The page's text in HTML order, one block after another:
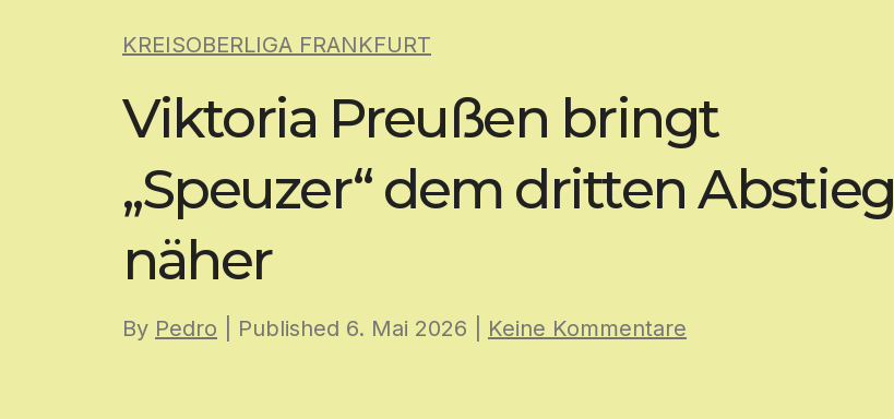
KREISOBERLIGA FRANKFURT
Viktoria Preußen bringt
„Speuzer“ dem dritten Abstieg
näher
By Pedro | Published 6. Mai 2026 Keine Kommentare